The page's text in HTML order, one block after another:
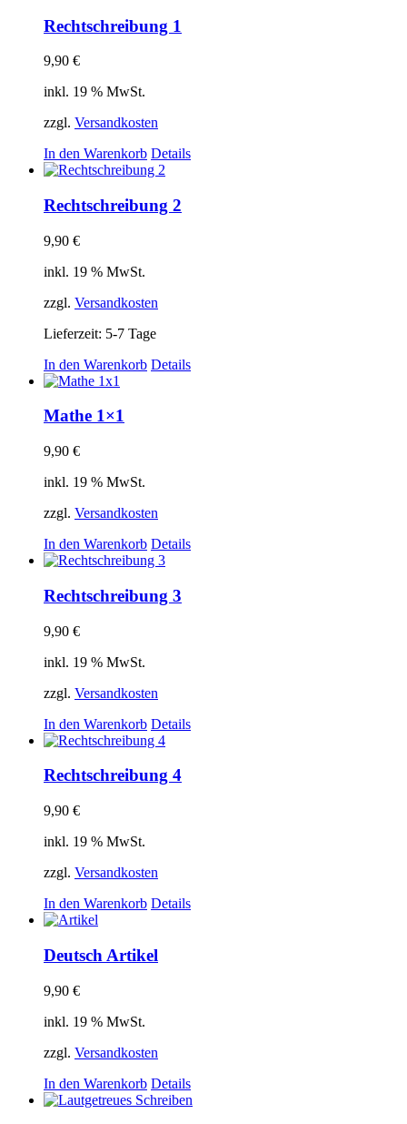
Rechtschreibung 1
9,90 €
inkl. 19 % MwSt.
zzgl. Versandkosten
In den Warenkorb Details
Rechtschreibung 2
9,90 €
inkl. 19 % MwSt.
zzgl. Versandkosten
Lieferzeit: 5-7 Tage
In den Warenkorb Details
Mathe 1×1
9,90 €
inkl. 19 % MwSt.
zzgl. Versandkosten
In den Warenkorb Details
Rechtschreibung 3
9,90 €
inkl. 19 % MwSt.
zzgl. Versandkosten
In den Warenkorb Details
Rechtschreibung 4
9,90 €
inkl. 19 % MwSt.
zzgl. Versandkosten
In den Warenkorb Details
Deutsch Artikel
9,90 €
inkl. 19 % MwSt.
zzgl. Versandkosten
In den Warenkorb Details